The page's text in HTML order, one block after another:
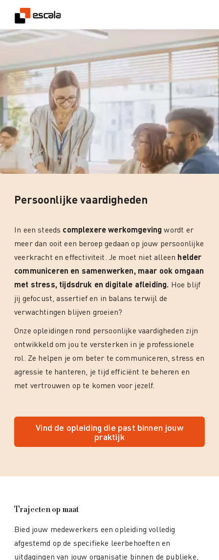
Persoonlijke vaardigheden
In een steeds complexere werkomgeving wordt er
meer dan ooit een beroep gedaan op jouw persoonlijke
veerkracht en effectiviteit. Je moet niet alleen helder
communiceren en samenwerken, maar ook omgaan
met stress, tijdsdruk en digitale afleiding. Hoe blijf
jij gefocust, assertief en in balans terwijl de
verwachtingen blijven groeien?
Onze opleidingen rond persoonlijke vaardigheden zijn
ontwikkeld om jou te versterken in je professionele
rol. Ze helpen je om beter te communiceren, stress en
agressie te hanteren, je tijd efficiënt te beheren en
met vertrouwen op te komen voor jezelf.
Vind de opleiding die past binnen jouw
praktijk
Trajecten op maat
Bied jouw medewerkers een opleiding volledig
afgestemd op de specifieke leerbehoeften en
uitdagingen van jouw organisatie binnen de publieke,